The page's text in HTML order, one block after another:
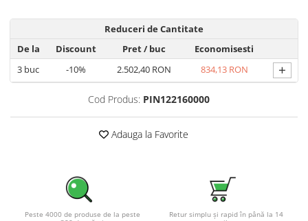
Reduceri de Cantitate
De la
Discount Pret/ buc
Economisesti
3 buc -10% 2.502,40 RON 834,13 RON +
Cod Produs: PIN122160000
Adauga la Favorite
Peste 4000 de produse de la peste
Retur simplu și rapid în până la 14